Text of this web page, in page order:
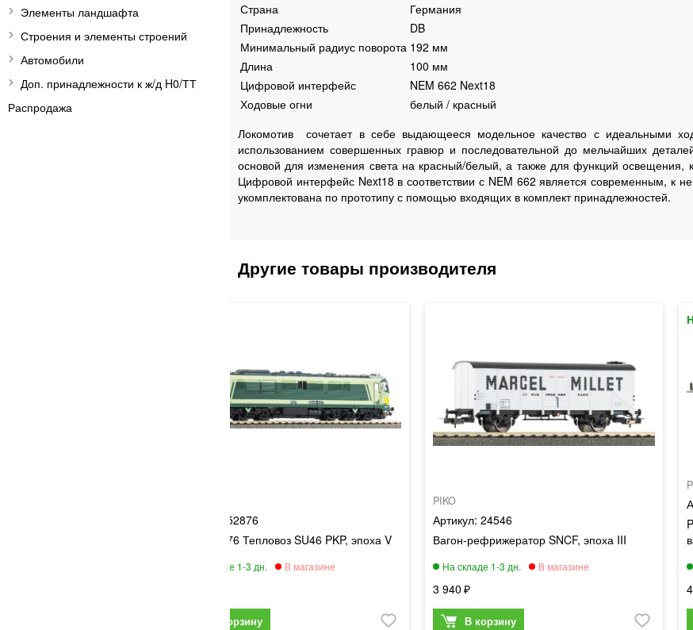
Элементы ландшафта
Строения и элементы строений
Автомобили
Доп. принадлежности к ж/д H0/ТТ
Распродажа
Страна
Германия
Принадлежность
DB
Минимальный радиус поворота 192 мм
Длина
100 мм
Цифровой интерфейс
NEM 662 Next18
Ходовые огни
белый / красный
Локомотив сочетает в себе выдающееся модельное качество с идеальными
использованием совершенных гравюр и последовательной до мельчайших
основой для изменения света на красный/белый, а также для функций освещения,
Цифровой интерфейс Next18 в соответствии с NEM 662 является современным, к
укомплектована по прототипу с помощью входящих в комплект принадлежностей.
52876
PIKO 52876 Тепловоз SU46 PKP, эпоха V
PIKO
24546
Вагон-рефрижератор SNCF, эпоха III
3 940